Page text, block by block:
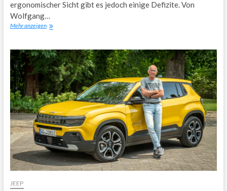
ergonomischer Sicht gibt es jedoch einige Defizite. Von
Wolfgang…
Mehr anzeigenJeep
JEEP